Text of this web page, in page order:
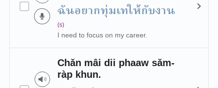
ฉันอยากทุ่มเทให้กับงาน
(s)
I need to focus on my career.
Chǎn mâi dii phaaw sǎm-
ràp khun.